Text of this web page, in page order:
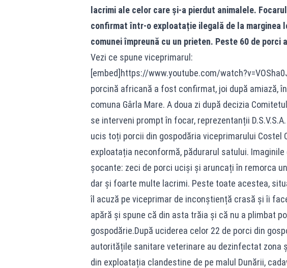
lacrimi ale celor care și-a pierdut animalele.
confirmat într-o exploatație ilegală de la marginea
comunei împreună cu un prieten. Peste 60 de
Vezi ce spune viceprimarul:
[embed]https://www.youtube.com/
porcină africană a fost confirmat, joi după amiază,
comuna Gârla Mare. A doua zi după decizia
se interveni prompt în focar, reprezentanții
ucis toți porcii din gospodăria viceprimarului Costel
exploatația neconformă, pădurarul satului.
șocante: zeci de porci uciși și aruncați în remorca
dar și foarte multe lacrimi. Peste toate acestea,
îl acuză pe viceprimar de inconștiență crasă și îi
apără și spune că din asta trăia și că nu a plimbat
gospodărie.După uciderea celor 22 de porci din
autoritățile sanitare veterinare au dezinfectat zona
din exploatația clandestine de pe malul Dunării,